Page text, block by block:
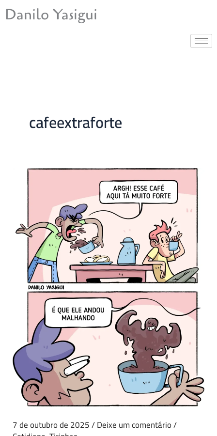
para
Danilo Yasigui
cafeextraforte
7 de outubro de 2025/Deixe um comentário/